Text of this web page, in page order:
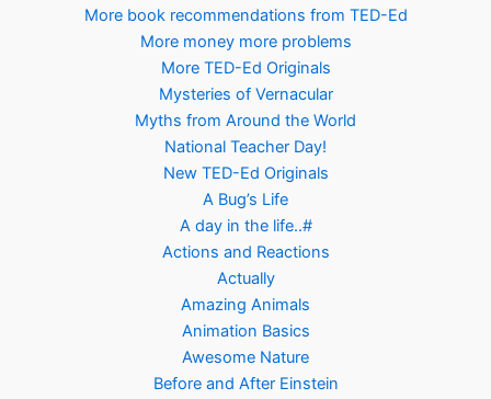
More book recommendations from TED-Ed
More money more problems
More TED-Ed Originals
Mysteries of Vernacular
Myths from Around the World
National Teacher Day!
New TED-Ed Originals
A Bug’s Life
A day in the life..#
Actions and Reactions
Actually
Amazing Animals
Animation Basics
Awesome Nature
Before and After Einstein